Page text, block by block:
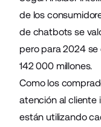
de los
de chatbots se
pero para 2024
142 000 millones.
Como los
atención al cliente
están utilizando